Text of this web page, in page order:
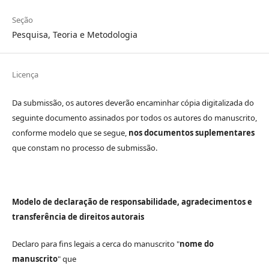
Seção
Pesquisa, Teoria e Metodologia
Licença
Da submissão, os autores deverão encaminhar cópia digitalizada do
seguinte documento assinados por todos os autores do manuscrito,
conforme modelo que se segue, nos documentos suplementares
que constam no processo de submissão.
Modelo de declaração de responsabilidade, agradecimentos e
transferência de direitos autorais
Declaro para fins legais a cerca do manuscrito "nome do
manuscrito" que